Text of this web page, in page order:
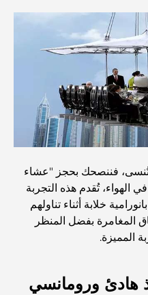
مدينة دبي: دليلك الشامل
أفضل أماكن الإفطار في دبي: أفضل 7 أماكن لا تُضاهى لتجربة
مزيج مثالي من القهوة
دليل الطهي
تُنسى، فننصحك بحجز "عشاء
على ارتفاع 50 مترًا في الهواء، تُقدم هذه التجربة
خلابة أثناء تناولهم
المغامرة بفضل المنظر
المميزة.